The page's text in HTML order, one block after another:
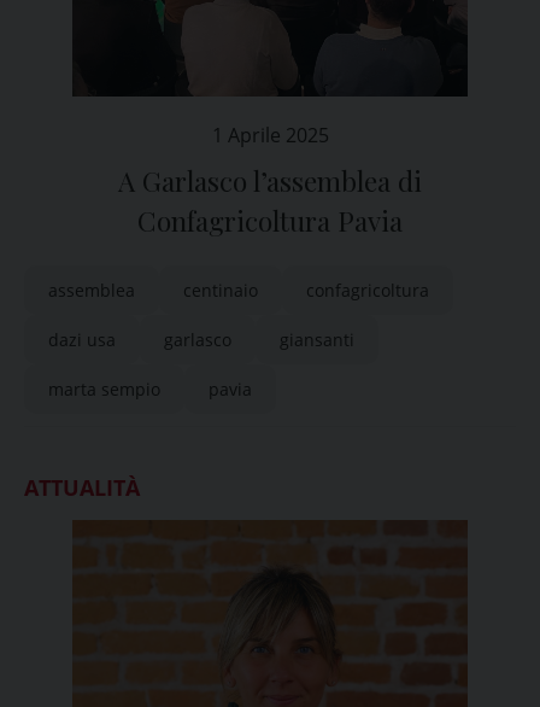
1 Aprile 2025
A Garlasco l’assemblea di
Confagricoltura Pavia
assemblea centinaio confagricoltura
dazi usa garlasco giansanti
marta sempio pavia
ATTUALITÀ